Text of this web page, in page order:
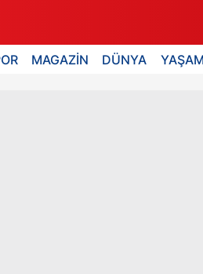
MAGAZİN DÜNYA YAŞAM